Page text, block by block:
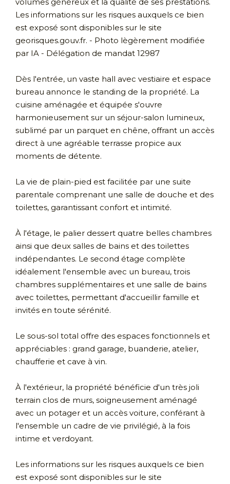
Les informations sur les risques auxquels ce bien
est exposé sont disponibles sur le site
georisques.gouv.fr. - Photo lègèrement modifiée
par IA - Délégation de mandat 12987
Dès l'entrée, un vaste hall avec vestiaire et espace
bureau annonce le standing de la propriété. La
cuisine aménagée et équipée s'ouvre
harmonieusement sur un séjour-salon lumineux,
sublimé par un parquet en chêne, offrant un accès
direct à une agréable terrasse propice aux
moments de détente.
La vie de plain-pied est facilitée par une suite
parentale comprenant une salle de douche et des
toilettes, garantissant confort et intimité.
À l'étage, le palier dessert quatre belles chambres
ainsi que deux salles de bains et des toilettes
indépendantes. Le second étage complète
idéalement l'ensemble avec un bureau, trois
chambres supplémentaires et une salle de bains
avec toilettes, permettant d'accueillir famille et
invités en toute sérénité.
Le sous-sol total offre des espaces fonctionnels et
appréciables : grand garage, buanderie, atelier,
chaufferie et cave à vin.
À l'extérieur, la propriété bénéficie d'un très joli
terrain clos de murs, soigneusement aménagé
avec un potager et un accès voiture, conférant à
l'ensemble un cadre de vie privilégié, à la fois
intime et verdoyant.
Les informations sur les risques auxquels ce bien
est exposé sont disponibles sur le site